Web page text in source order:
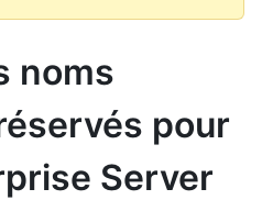
noms
pour
Server